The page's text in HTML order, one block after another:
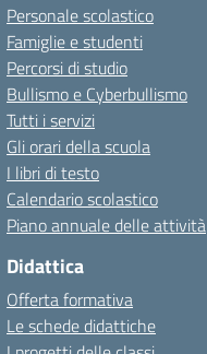
Personale scolastico
Famiglie e studenti
Percorsi di studio
Bullismo e Cyberbullismo
Tutti i servizi
Gli orari della scuola
I libri di testo
Calendario scolastico
Piano annuale delle attività
Didattica
Offerta formativa
Le schede didattiche